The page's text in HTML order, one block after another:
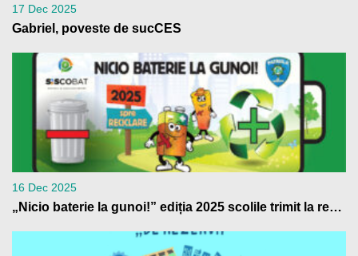
17 Dec 2025
Gabriel, poveste de sucCES
16 Dec 2025
„Nicio baterie la gunoi!” ediția 2025 scolile trimit la reciclare peste 4 tone de baterii uzate